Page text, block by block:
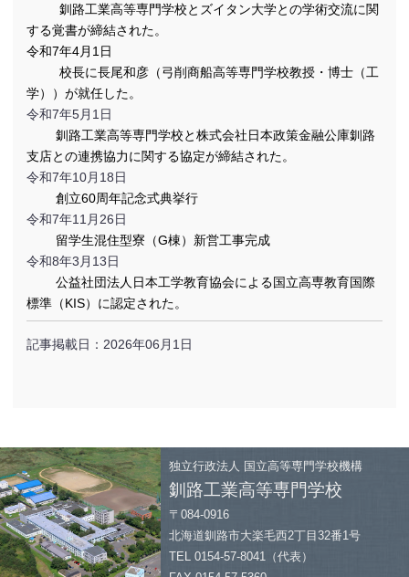
釧路工業高等専門学校とズイタン大学との学術交流に関
する覚書が締結された。
令和7年4月1日
校長に長尾和彦（弓削商船高等専門学校教授・博士（工
学））が就任した。
令和7年5月1日
釧路工業高等専門学校と株式会社日本政策金融公庫釧路
支店との連携協力に関する協定が締結された。
令和7年10月18日
創立60周年記念式典挙行
令和7年11月26日
留学生混住型寮（G棟）新営工事完成
令和8年3月13日
公益社団法人日本工学教育協会による国立高専教育国際
標準（KIS）に認定された。
記事掲載日：2026年06月1日
独立行政法人 国立高等専門学校機構
釧路工業高等専門学校
〒084-0916
北海道釧路市大楽毛西2丁目32番1号
TEL 0154-57-8041（代表）